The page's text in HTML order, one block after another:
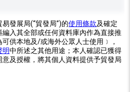
發展局(“貿發局”)的使用條款及確定
入其全部或任何資料庫內作為直接推
供本地及/或海外公眾人士使用﹞，
明中所述之其他用途；本人確認已獲得
及授權，將其個人資料提供予貿發局